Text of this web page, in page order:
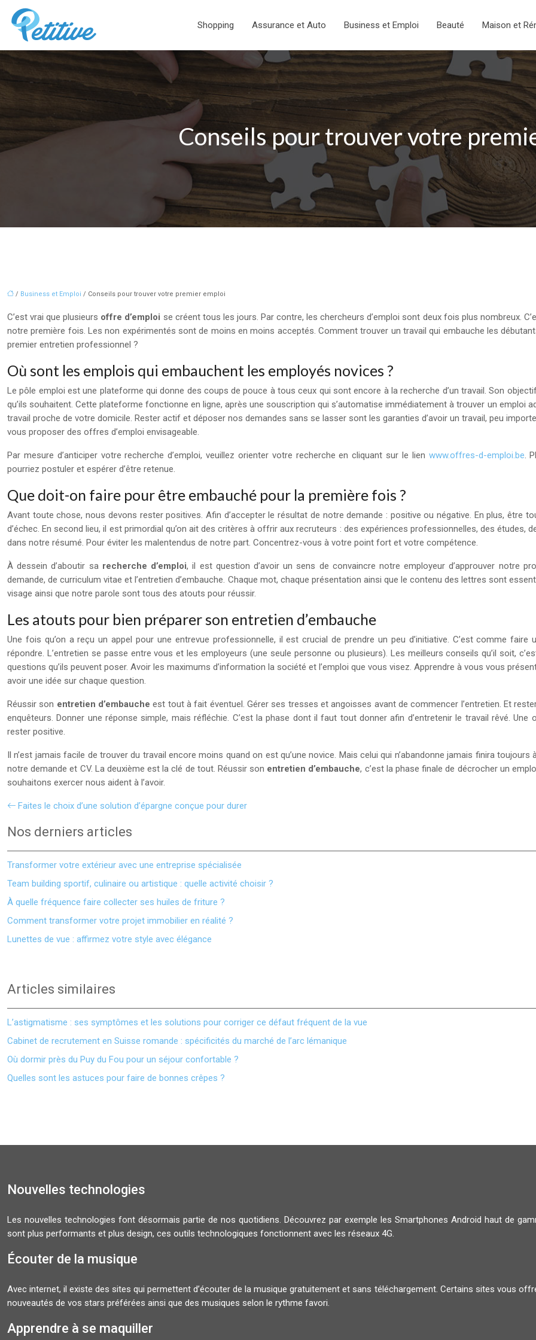
Shopping Assurance et Auto Business et Emploi Beauté Maison et
Conseils pour trouver votre
/ Business et Emploi / Conseils pour trouver votre premier emploi
C’est vrai que plusieurs offre d’emploi se créent tous les jours. Par contre, les chercheurs d’emploi sont deux fois plus nombreux.
notre première fois. Les non expérimentés sont de moins en moins acceptés. Comment trouver un travail qui embauche les
premier entretien professionnel ?
Où sont les emplois qui embauchent les employés novices ?
Le pôle emploi est une plateforme qui donne des coups de pouce à tous ceux qui sont encore à la recherche d’un travail. Son
qu’ils souhaitent. Cette plateforme fonctionne en ligne, après une souscription qui s’automatise immédiatement à trouver un emploi
travail proche de votre domicile. Rester actif et déposer nos demandes sans se lasser sont les garanties d’avoir un travail, peu
vous proposer des offres d’emploi envisageable.
Par mesure d’anticiper votre recherche d’emploi, veuillez orienter votre recherche en cliquant sur le lien www.offres-d-emploi.be.
pourriez postuler et espérer d’être retenue.
Que doit-on faire pour être embauché pour la première fois ?
Avant toute chose, nous devons rester positives. Afin d’accepter le résultat de notre demande : positive ou négative. En plus, être
d’échec. En second lieu, il est primordial qu’on ait des critères à offrir aux recruteurs : des expériences professionnelles, des
dans notre résumé. Pour éviter les malentendus de notre part. Concentrez-vous à votre point fort et votre compétence.
À dessein d’aboutir sa recherche d’emploi, il est question d’avoir un sens de convaincre notre employeur d’approuver notre
demande, de curriculum vitae et l’entretien d’embauche. Chaque mot, chaque présentation ainsi que le contenu des lettres sont
visage ainsi que notre parole sont tous des atouts pour réussir.
Les atouts pour bien préparer son entretien d’embauche
Une fois qu’on a reçu un appel pour une entrevue professionnelle, il est crucial de prendre un peu d’initiative. C’est comme
répondre. L’entretien se passe entre vous et les employeurs (une seule personne ou plusieurs). Les meilleurs conseils qu’il soit,
questions qu’ils peuvent poser. Avoir les maximums d’information la société et l’emploi que vous visez. Apprendre à vous vous
avoir une idée sur chaque question.
Réussir son entretien d’embauche est tout à fait éventuel. Gérer ses tresses et angoisses avant de commencer l’entretien. Et
enquêteurs. Donner une réponse simple, mais réfléchie. C’est la phase dont il faut tout donner afin d’entretenir le travail rêvé.
rester positive.
Il n’est jamais facile de trouver du travail encore moins quand on est qu’une novice. Mais celui qui n’abandonne jamais finira
notre demande et CV. La deuxième est la clé de tout. Réussir son entretien d’embauche, c’est la phase finale de décrocher un
souhaitons exercer nous aident à l’avoir.
Faites le choix d’une solution d’épargne conçue pour durer
Nos derniers articles
Transformer votre extérieur avec une entreprise spécialisée
Team building sportif, culinaire ou artistique : quelle activité choisir ?
À quelle fréquence faire collecter ses huiles de friture ?
Comment transformer votre projet immobilier en réalité ?
Lunettes de vue : affirmez votre style avec élégance
Articles similaires
L’astigmatisme : ses symptômes et les solutions pour corriger ce défaut fréquent de la vue
Cabinet de recrutement en Suisse romande : spécificités du marché de l’arc lémanique
Où dormir près du Puy du Fou pour un séjour confortable ?
Quelles sont les astuces pour faire de bonnes crêpes ?
Nouvelles technologies
Les nouvelles technologies font désormais partie de nos quotidiens. Découvrez par exemple les Smartphones Android haut de
sont plus performants et plus design, ces outils technologiques fonctionnent avec les réseaux 4G.
Écouter de la musique
Avec internet, il existe des sites qui permettent d’écouter de la musique gratuitement et sans téléchargement. Certains sites vous
nouveautés de vos stars préférées ainsi que des musiques selon le rythme favori.
Apprendre à se maquiller